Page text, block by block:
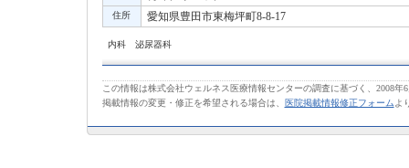
住所 愛知県豊田市東梅坪町8-8-17
内科 泌尿器科
この情報は株式会社ウェルネス医療情報センターの調査に基づく、2008年
掲載情報の変更・修正を希望される場合は、
医院掲載情報修正フォーム よ